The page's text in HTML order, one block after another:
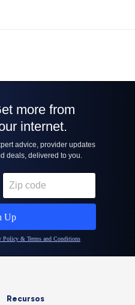
Recursos